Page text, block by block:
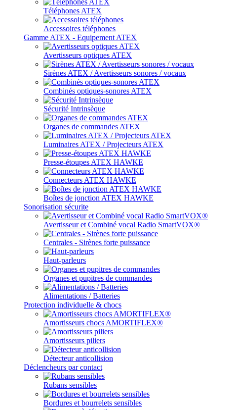
Téléphones ATEX
Accessoires téléphones
Gamme ATEX - Equipement ATEX
Avertisseurs optiques ATEX
Sirènes ATEX / Avertisseurs sonores / vocaux
Combinés optiques-sonores ATEX
Sécurité Intrinsèque
Organes de commandes ATEX
Luminaires ATEX / Projecteurs ATEX
Presse-étoupes ATEX HAWKE
Connecteurs ATEX HAWKE
Boîtes de jonction ATEX HAWKE
Sonorisation sécurite
Avertisseur et Combiné vocal Radio SmartVOX®
Centrales - Sirènes forte puissance
Haut-parleurs
Organes et pupitres de commandes
Alimentations / Batteries
Protection individuelle & chocs
Amortisseurs chocs AMORTIFLEX®
Amortisseurs piliers
Détecteur anticollision
Déclencheurs par contact
Rubans sensibles
Bordures et bourrelets sensibles